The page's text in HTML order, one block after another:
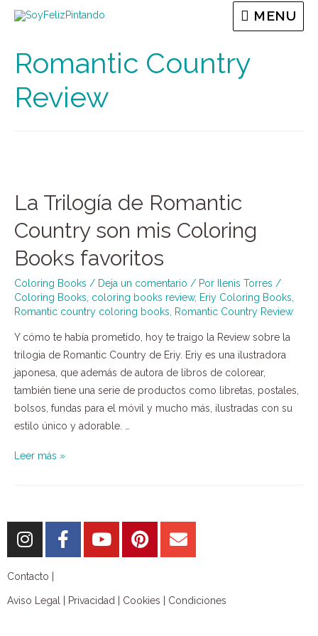
MENU
Romantic Country
Review
La Trilogía de Romantic
Country son mis Coloring
Books favoritos
Coloring Books / Deja un comentario / Por Ilenis Torres /
Coloring Books coloring books review, Eriy Coloring Books
Romantic country coloring books
Romantic Country Review
Y cómo te había prometido, hoy te traigo la Review sobre la
trilogia de Romantic Country de Eriy. Eriy es una ilustradora
japonesa, que además de autora de libros de colorear,
también tiene una serie de productos como libretas, postales,
bolsos, fundas para el móvil y mucho más, ilustradas con su
estilo único y adorable. …
Leer más »
Contacto |
Aviso Legal Privacidad Cookies Condiciones